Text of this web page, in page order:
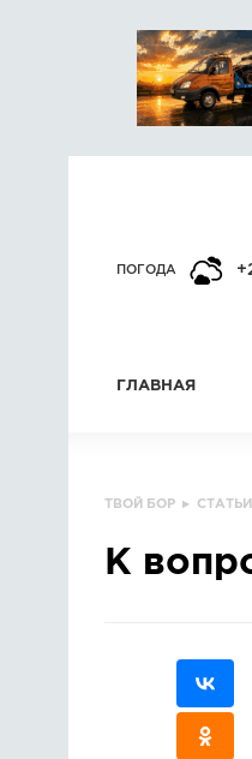
ПОГОДА
ГЛАВНАЯ
ТВОЙ БОР ▸ СТАТЬИ
К